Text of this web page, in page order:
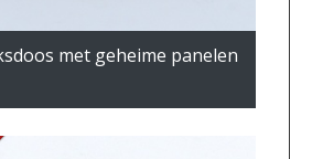
met geheime panelen